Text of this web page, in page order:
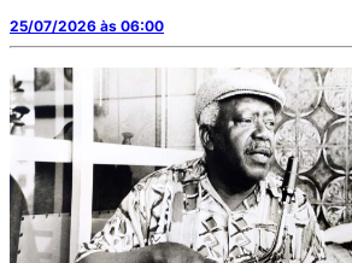
25/07/2026 às 06:00